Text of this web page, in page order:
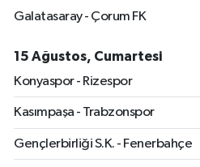
Galatasaray - Çorum FK
15 Ağustos, Cumartesi
Konyaspor - Rizespor
Kasımpaşa - Trabzonspor
Gençlerbirliği S.K. - Fenerbahçe